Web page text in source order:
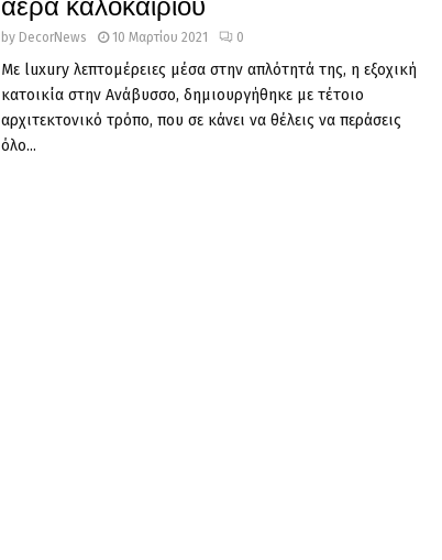
αέρα καλοκαιριού
by DecorNews 10 Μαρτίου 2021 0
Με luxury λεπτομέρειες μέσα στην απλότητά της, η εξοχική
κατοικία στην Ανάβυσσο, δημιουργήθηκε με τέτοιο
αρχιτεκτονικό τρόπο, που σε κάνει να θέλεις να περάσεις
όλο...